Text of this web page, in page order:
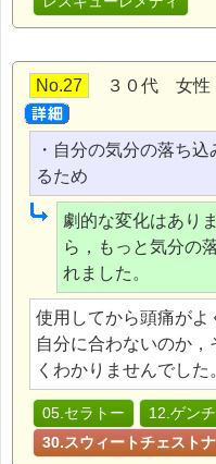
No.27 ３０代 女性
・自分の気分の落ち
るため
劇的な変化はあり
ら，もっと気分の
れました。
使用してから頭痛がよ
自分に合わないのか
くわかりませんでした
05.セラトー
12.ゲン
30.スウィートチェスト